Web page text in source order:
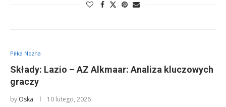
Piłka Nożna
Składy: Lazio – AZ Alkmaar: Analiza kluczowych
graczy
by Oska 10 lutego, 2026